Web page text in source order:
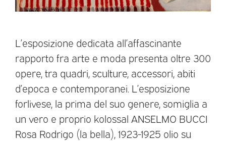
L’esposizione dedicata all’affascinante
rapporto fra arte e moda presenta oltre 300
opere, tra quadri, sculture, accessori, abiti
d’epoca e contemporanei. L’esposizione
forlivese, la prima del suo genere, somiglia a
un vero e proprio kolossal ANSELMO BUCCI
Rosa Rodrigo (la bella), 1923-1925 olio su